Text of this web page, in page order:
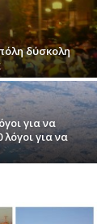
δύσκολη
για να
λόγοι για να